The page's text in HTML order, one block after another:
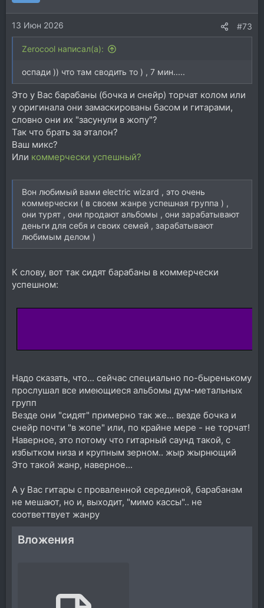
13 Июн 2026 #73
Zerocool написал(а):
оспади )) что там сводить то ) , 7 мин.....
Это у Вас барабаны (бочка и снейр) торчат колом или
у оригинала они замаскированы басом и гитарами,
словно они их "засунули в жопу"?
Так что брать за эталон?
Ваш микс?
Или коммерчески успешный?
Вон любимый вами electric wizard , это очень
коммерчески ( в своем жанре успешная группа ) ,
они турят , они продают альбомы , они зарабатывают
деньги для себя и своих семей , зарабатывают
любимым делом )
К слову, вот так сидят барабаны в коммерчески
успешном:
Надо сказать, что... сейчас специально по-быренькому
прослушал все имеющиеся альбомы дум-метальных
групп
Везде они "сидят" примерно так же... везде бочка и
снейр почти "в жопе" или, по крайне мере - не торчат!
Наверное, это потому что гитарный саунд такой, с
избытком низа и крупным зерном.. жыр жырнющий
Это такой жанр, наверное...
А у Вас гитары с проваленной серединой, барабанам
не мешают, но и, выходит, "мимо кассы".. не
соответтвует жанру
Вложения